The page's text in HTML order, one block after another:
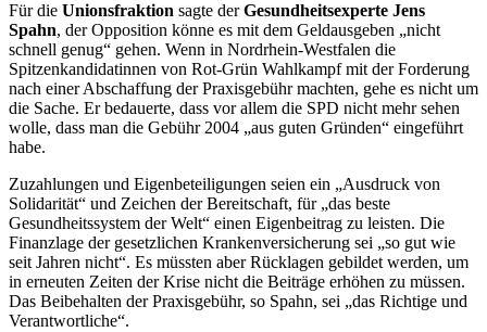
Für die Unionsfraktion sagte derGesundheitsexperte Jens
Spahn, der Opposition könne es mit dem Geldausgeben „nicht
schnell genug“ gehen. Wenn in Nordrhein-Westfalen die
Spitzenkandidatinnen von Rot-Grün Wahlkampf mit der Forderung
nach einer Abschaffung der Praxisgebühr machten, gehe es nicht um
die Sache. Er bedauerte, dass vor allem die SPD nicht mehr sehen
wolle, dass man die Gebühr 2004 „aus guten Gründen“ eingeführt
habe.
Zuzahlungen und Eigenbeteiligungen seien ein „Ausdruck von
Solidarität“ und Zeichen der Bereitschaft, für „das beste
Gesundheitssystem der Welt“ einen Eigenbeitrag zu leisten. Die
Finanzlage der gesetzlichen Krankenversicherung sei „so gut wie
seit Jahren nicht“. Es müssten aber Rücklagen gebildet werden, um
in erneuten Zeiten der Krise nicht die Beiträge erhöhen zu müssen.
Das Beibehalten der Praxisgebühr, so Spahn, sei „das Richtige und
Verantwortliche“.